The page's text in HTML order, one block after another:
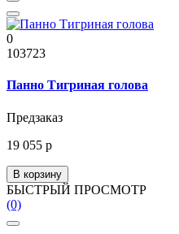
0
103723
Панно Тигриная голова
Предзаказ
19 055 р
В корзину
БЫСТРЫЙ ПРОСМОТР
(0)